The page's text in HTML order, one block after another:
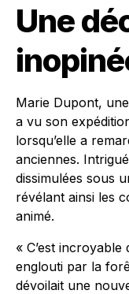
Une
Marie Dupont,
a vu son
lorsqu’elle a
anciennes.
dissimulées sous
révélant ainsi les
animé.
« C’est
englouti par la
dévoilait une